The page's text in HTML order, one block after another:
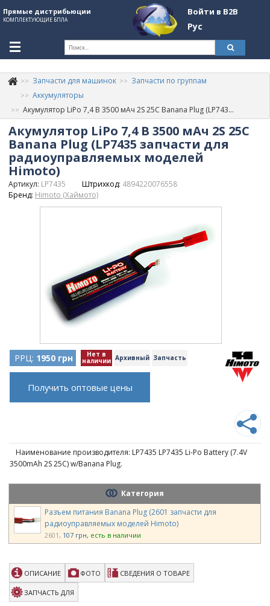
Прямые дистрибьюции
КОМПЛЕКТУЮЩИЕ БПЛА
Войти в B2B
Рус
+380507774092
Информация о компании
About Company
Обзоры
Категории
Запчасти для машинок
Запчасти по группам
Аккумуляторы
Акумулятор LiPo 7,4 В 3500 мАч 2S 25C Banana Plug (LP7435 запчасти для радиоуправляемых моделей Himoto)
Акумулятор LiPo 7,4 В 3500 мАч 2S 25C
Banana Plug (LP7435 запчасти для
радиоуправляемых моделей
Himoto)
Артикул: LP7435 Штрихкод: 4894220076558
Бренд: Himoto (Хаймото)
РРЦ: 1950 грн Нет в
наличии Архивный Запчасть
Получить оптовые цены
Наименование производителя: LP7435 LP7435 Li-Po Battery (7.4V
3500mAh 2S 25C) w/Banana Plug.
Категория
Разъем питания Banana Plug (2601 запчасти для
радиоуправляемых моделей Himoto)
2601 107 грн есть в наличии
ОПИСАНИЕ ФОТО СВЕДЕНИЯ О ТОВАРЕ
ЗАПЧАСТЬ ДЛЯ